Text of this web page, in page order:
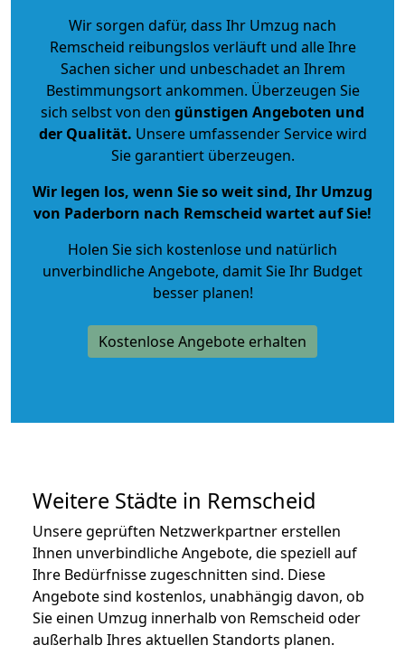
Wir sorgen dafür, dass Ihr Umzug nach
Remscheid reibungslos verläuft und alle Ihre
Sachen sicher und unbeschadet an Ihrem
Bestimmungsort ankommen. Überzeugen Sie
sich selbst von den günstigen Angeboten und
der Qualität. Unsere umfassender Service wird
Sie garantiert überzeugen.
Wir legen los, wenn Sie so weit sind, Ihr Umzug
von Paderborn nach Remscheid wartet auf Sie!
Holen Sie sich kostenlose und natürlich
unverbindliche Angebote, damit Sie Ihr Budget
besser planen!
Kostenlose Angebote erhalten
Weitere Städte in Remscheid
Unsere geprüften Netzwerkpartner erstellen
Ihnen unverbindliche Angebote, die speziell auf
Ihre Bedürfnisse zugeschnitten sind. Diese
Angebote sind kostenlos, unabhängig davon, ob
Sie einen Umzug innerhalb von Remscheid oder
außerhalb Ihres aktuellen Standorts planen.